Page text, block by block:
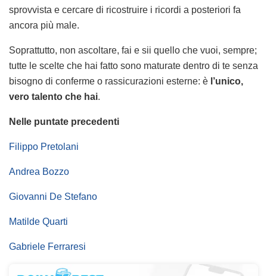
sprovvista e cercare di ricostruire i ricordi a posteriori fa
ancora più male.
Soprattutto, non ascoltare, fai e sii quello che vuoi, sempre;
tutte le scelte che hai fatto sono maturate dentro di te senza
bisogno di conferme o rassicurazioni esterne: è l’unico,
vero talento che hai.
Nelle puntate precedenti
Filippo Pretolani
Andrea Bozzo
Giovanni De Stefano
Matilde Quarti
Gabriele Ferraresi